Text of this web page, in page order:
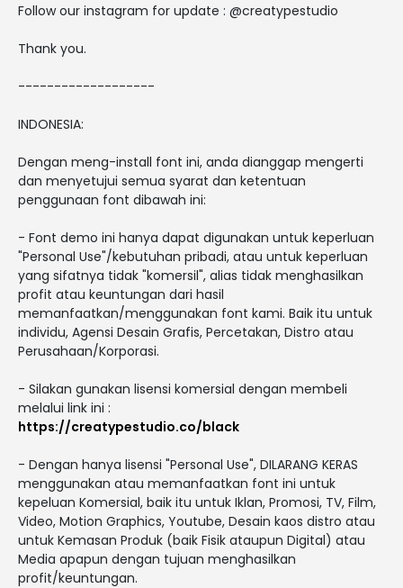
Follow our instagram for update : @creatypestudio
Thank you.
-------------------
INDONESIA:
Dengan meng-install font ini, anda dianggap mengerti
dan menyetujui semua syarat dan ketentuan
penggunaan font dibawah ini:
- Font demo ini hanya dapat digunakan untuk keperluan
"Personal Use"/kebutuhan pribadi, atau untuk keperluan
yang sifatnya tidak "komersil", alias tidak menghasilkan
profit atau keuntungan dari hasil
memanfaatkan/menggunakan font kami. Baik itu untuk
individu, Agensi Desain Grafis, Percetakan, Distro atau
Perusahaan/Korporasi.
- Silakan gunakan lisensi komersial dengan membeli
melalui link ini :
https://creatypestudio.co/black
- Dengan hanya lisensi "Personal Use", DILARANG KERAS
menggunakan atau memanfaatkan font ini untuk
kepeluan Komersial, baik itu untuk Iklan, Promosi, TV, Film,
Video, Motion Graphics, Youtube, Desain kaos distro atau
untuk Kemasan Produk (baik Fisik ataupun Digital) atau
Media apapun dengan tujuan menghasilkan
profit/keuntungan.